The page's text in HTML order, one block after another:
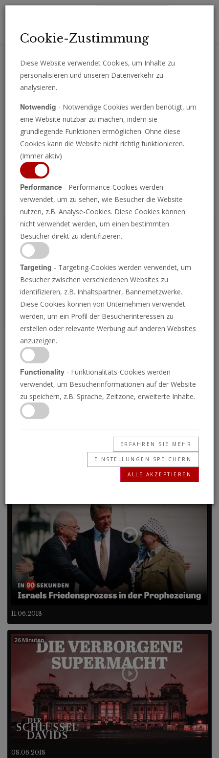
Erhalten Sie wichtige Analysen, Kommentare und Nachrichten
Programm ansehen
P
Gottes Festtagsplan
06.01.2017 • 26 Minuten
Sagt die Bibel, dass wir bestimmte Tage heilig
halten sollen? Oder galten diese Tage nur für
das alte Israel? Die Antwort der Bibel könnte
11.06.2018
08.06.2018
26 Minuten
Cookie-Zustimmung
Diese Website verwendet Cookies, um Inhalte zu
personalisieren und unseren Datenverkehr zu
analysieren.
Notwendig - Notwendige Cookies werden benötigt, um
eine Website nutzbar zu machen, indem sie
grundlegende Funktionen ermöglichen. Ohne diese
Cookies kann die Website nicht richtig funktionieren.
(Immer aktiv)
Performance - Performance-Cookies werden
verwendet, um zu sehen, wie Besucher die Website
nutzen, z.B. Analyse-Cookies. Diese Cookies können
nicht verwendet werden, um einen bestimmten
Besucher direkt zu identifizieren.
Targeting - Targeting-Cookies werden verwendet, um
Besucher zwischen verschiedenen Websites zu
identifizieren, z.B. Inhaltspartner, Bannernetzwerke.
Diese Cookies können von Unternehmen verwendet
werden, um ein Profil der Besucherinteressen zu
erstellen oder relevante Werbung auf anderen Websites
anzuzeigen.
Functionality - Funktionalitäts-Cookies werden
verwendet, um Besucherinformationen auf der Website
zu speichern, z.B. Sprache, Zeitzone, erweiterte Inhalte.
ERFAHREN SIE MEHR
EINSTELLUNGEN SPEICHERN
ALLE AKZEPTIEREN